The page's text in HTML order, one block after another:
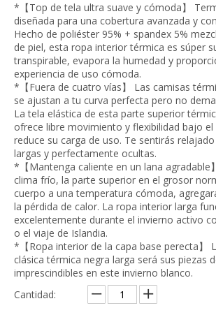
*【Top de tela ultra suave y cómoda】
diseñada para una cobertura avanzada y
Hecho de poliéster 95% + spandex 5%
de piel, esta ropa interior térmica es súper
transpirable, evapora la humedad y
experiencia de uso cómoda.
*【Fuera de cuatro vías】 Las camisas
se ajustan a tu curva perfecta pero no
La tela elástica de esta parte superior
ofrece libre movimiento y flexibilidad bajo
reduce su carga de uso. Te sentirás
largas y perfectamente ocultas.
*【Mantenga caliente en un lana agradable
clima frío, la parte superior en el grosor
cuerpo a una temperatura cómoda,
la pérdida de calor. La ropa interior larga
excelentemente durante el invierno activo
o el viaje de Islandia.
*【Ropa interior de la capa base perecta】
clásica térmica negra larga será sus piezas
imprescindibles en este invierno blanco.
Cantidad: